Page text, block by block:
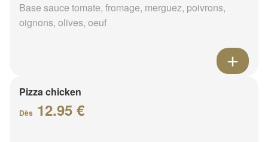
Base sauce tomate, fromage, merguez, poivrons,
oignons, olives, oeuf
Pizza chicken
Dès 12.95 €